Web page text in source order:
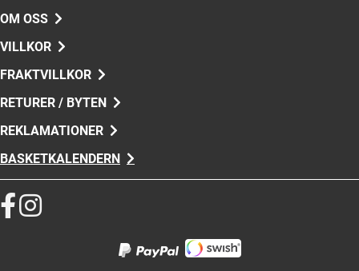
OM OSS
VILLKOR
FRAKTVILLKOR
RETURER / BYTEN
REKLAMATIONER
BASKETKALENDERN